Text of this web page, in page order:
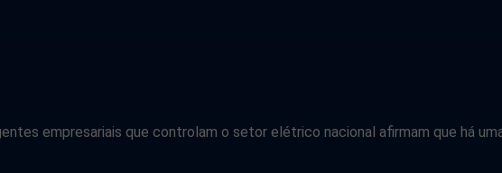
empresariais que controlam o setor elétrico nacional afirmam que há